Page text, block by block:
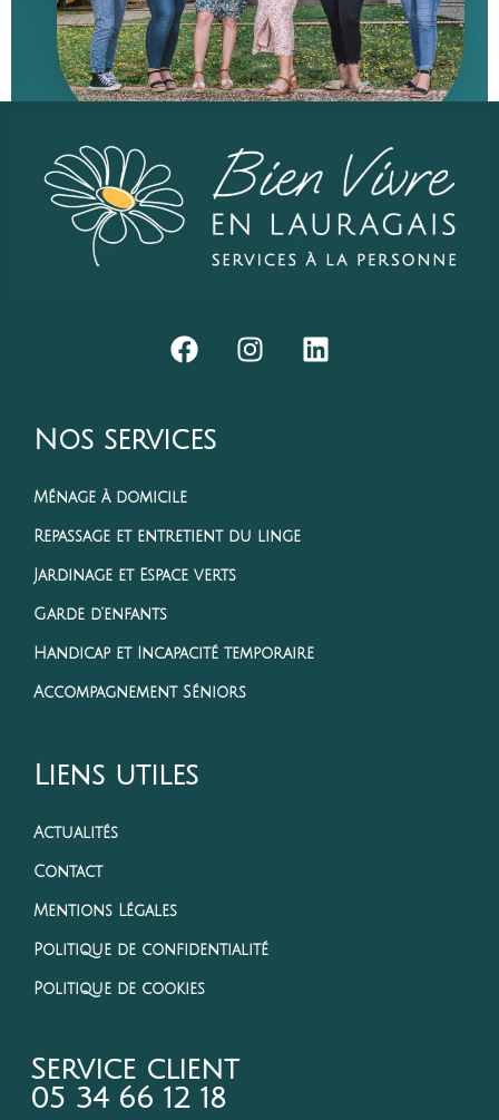
Nos services
Ménage à domicile
Repassage et entretient du linge
Jardinage et Espace verts
Garde d’enfants
Handicap et Incapacité temporaire
Accompagnement Séniors
Liens utiles
Actualités
Contact
Mentions Légales
Politique de confidentialité
Politique de cookies
Service client
05 34 66 12 18